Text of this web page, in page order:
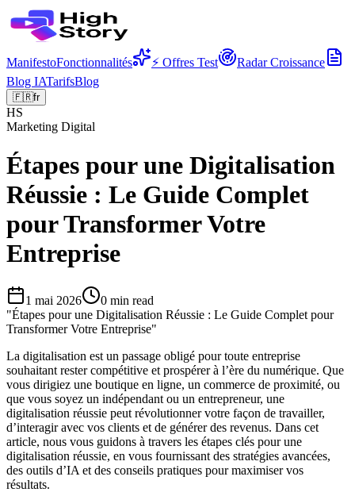
ManifestoFonctionnalités ⚡ Offres Test
Radar Croissance
Blog IATarifsBlog
🇫🇷fr
HS
Marketing Digital
Étapes pour une Digitalisation
Réussie : Le Guide Complet
pour Transformer Votre
Entreprise
1 mai 2026 0 min read
"Étapes pour une Digitalisation Réussie : Le Guide Complet pour
Transformer Votre Entreprise"
La digitalisation est un passage obligé pour toute entreprise
souhaitant rester compétitive et prospérer à l’ère du numérique. Que
vous dirigiez une boutique en ligne, un commerce de proximité, ou
que vous soyez un indépendant ou un entrepreneur, une
digitalisation réussie peut révolutionner votre façon de travailler,
d’interagir avec vos clients et de générer des revenus. Dans cet
article, nous vous guidons à travers les étapes clés pour une
digitalisation réussie, en vous fournissant des stratégies avancées,
des outils d’IA et des conseils pratiques pour maximiser vos
résultats.